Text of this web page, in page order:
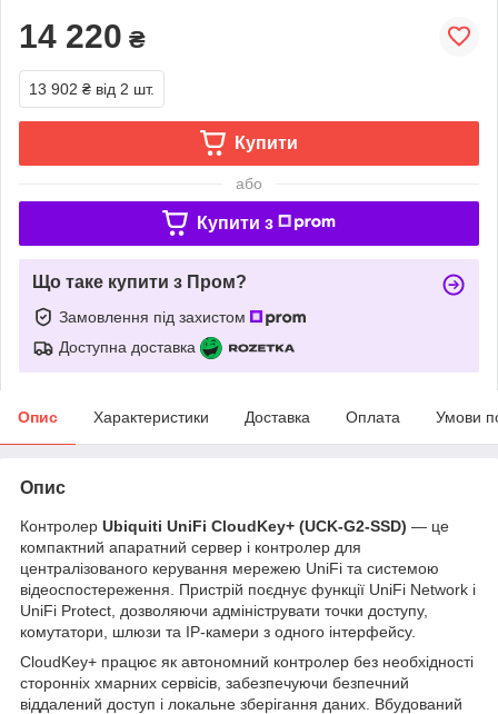
14 220 ₴
13 902 ₴ від 2 шт.
Купити
або
Купити з
Що таке купити з Пром?
Замовлення під захистом
Доступна доставка
Опис Характеристики Доставка Оплата Умови
Опис
Контролер Ubiquiti UniFi CloudKey+ (UCK-G2-SSD) — це
компактний апаратний сервер і контролер для
централізованого керування мережею UniFi та системою
відеоспостереження. Пристрій поєднує функції UniFi Network і
UniFi Protect, дозволяючи адмініструвати точки доступу,
комутатори, шлюзи та IP-камери з одного інтерфейсу.
CloudKey+ працює як автономний контролер без необхідності
сторонніх хмарних сервісів, забезпечуючи безпечний
віддалений доступ і локальне зберігання даних. Вбудований